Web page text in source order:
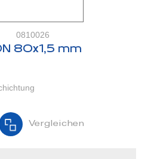
0810026
80x1,5 mm
Vergleichen